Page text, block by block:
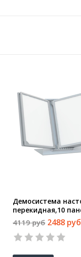
Демосистема
перекидная,10
цвет серый 153080-
4119 руб 2488 руб